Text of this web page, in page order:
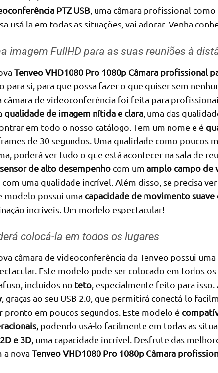
PTZ USB, uma câmara profissional
usá-la em todas as situações, vai adorar. Venha
imagem FullHD para as suas reuniões à
Tenveo VHD1080 Pro 1080p Câmara profissional
para si, para que possa fazer o que quiser sem
câmara de videoconferência foi feita para
qualidade de imagem nítida e clara, uma das
em todo o nosso catálogo. Tem um nome e é
de 30 segundos. Uma qualidade como poucos
poderá ver tudo o que está acontecer na sala de
sensor de alto desempenhocom um amplo campo de
com uma qualidade incrível. Além disso, se precisa
modelo possui uma capacidade de movimento suave
incríveis. Um modelo espectacular!
colocá-la em todos os lugares
câmara de videoconferência da Tenveo possui
Este modelo pode ser colocado em todos
incluídos no teto, especialmente feito para
, graças ao seu USB 2.0, que permitirá conectá-lo
pronto em poucos segundos. Este modelo é
, podendo usá-lo facilmente em todas as
2D e 3D, uma capacidade incrível. Desfrute das
a nova Tenveo VHD1080 Pro 1080p Câmara